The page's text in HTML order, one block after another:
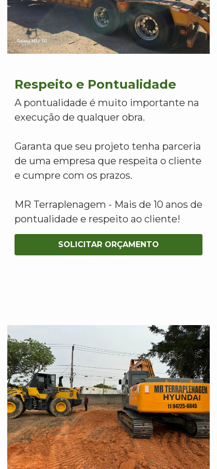
Respeito e Pontualidade
A pontualidade é muito importante na
execução de qualquer obra.
Garanta que seu projeto tenha parceria
de uma empresa que respeita o cliente
e cumpre com os prazos.
MR Terraplenagem - Mais de 10 anos de
pontualidade e respeito ao cliente!
SOLICITAR ORÇAMENTO